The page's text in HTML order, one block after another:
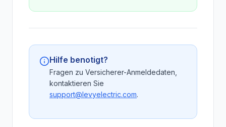
Hilfe benotigt?
Fragen zu Versicherer-Anmeldedaten,
kontaktieren Sie
support@levyelectric.com.